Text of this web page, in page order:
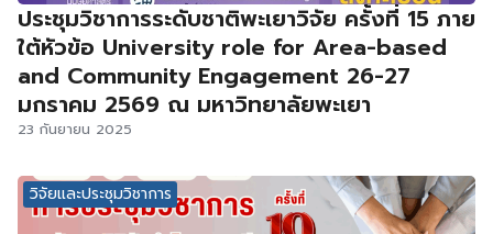
ประชุมวิชาการระดับชาติพะเยาวิจัย ครั้งที่ 15 ภาย
ใต้หัวข้อ University role for Area-based
and Community Engagement 26-27
มกราคม 2569 ณ มหาวิทยาลัยพะเยา
23 กันยายน 2025
วิจัยและประชุมวิชาการ